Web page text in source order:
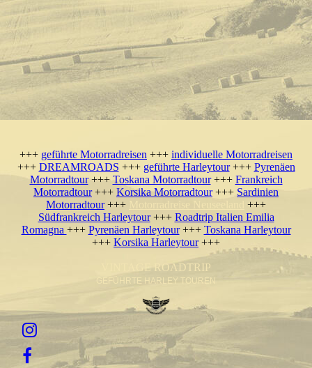
+++ geführte Motorradreisen +++ individuelle Motorradreisen
+++ DREAMROADS +++ geführte Harleytour+++ Pyrenäen
Motorradtour+++ Toskana Motorradtour+++ Frankreich
Motorradtour+++ Korsika Motorradtour+++ Sardinien
Motorradtour+++
+++
Südfrankreich Harleytour+++ Roadtrip Italien Emilia
Romagna +++ Pyrenäen Harleytour+++ Toskana Harleytour
+++ Korsika Harleytour+++
VINTAGE ROADTRIP
GEFÜHRTE HARLEY TOUREN